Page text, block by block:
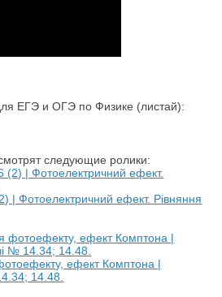
ЕГЭ и ОГЭ по Физике (листай):
следующие ролики:
| Фотоелектричний ефект. Рівняння
ефект Комптона |
14.48.